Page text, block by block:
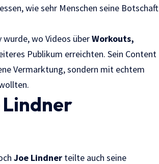
wie sehr Menschen seine Botschaft
wo Videos überWorkouts,
Publikum erreichten. Sein Content
Vermarktung, sondern mit echtem
Joe Lindner teilte auch seine